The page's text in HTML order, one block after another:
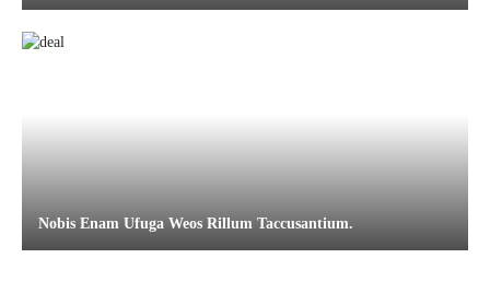
Nobis Enam Ufuga Weos Rillum Taccusantium.